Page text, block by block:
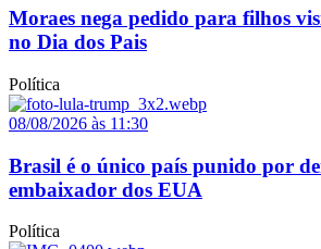
Moraes nega pedido para filhos
no Dia dos Pais
Política
08/08/2026 às 11:30
Brasil é o único país punido por
embaixador dos EUA
Política